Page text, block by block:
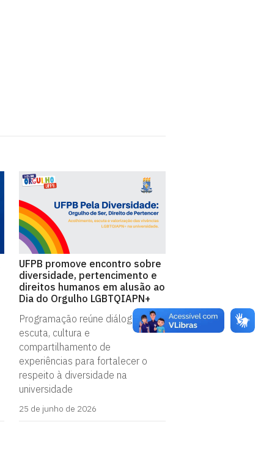
UFPB promove encontro sobre
diversidade, pertencimento e
direitos humanos em alusão ao
Dia do Orgulho LGBTQIAPN+
Programação reúne diálogo,
escuta, cultura e
compartilhamento de
experiências para fortalecer o
respeito à diversidade na
universidade
25 de junho de 2026